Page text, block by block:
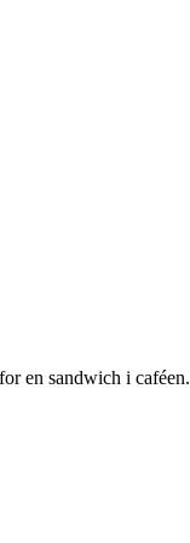
en sandwich i caféen.